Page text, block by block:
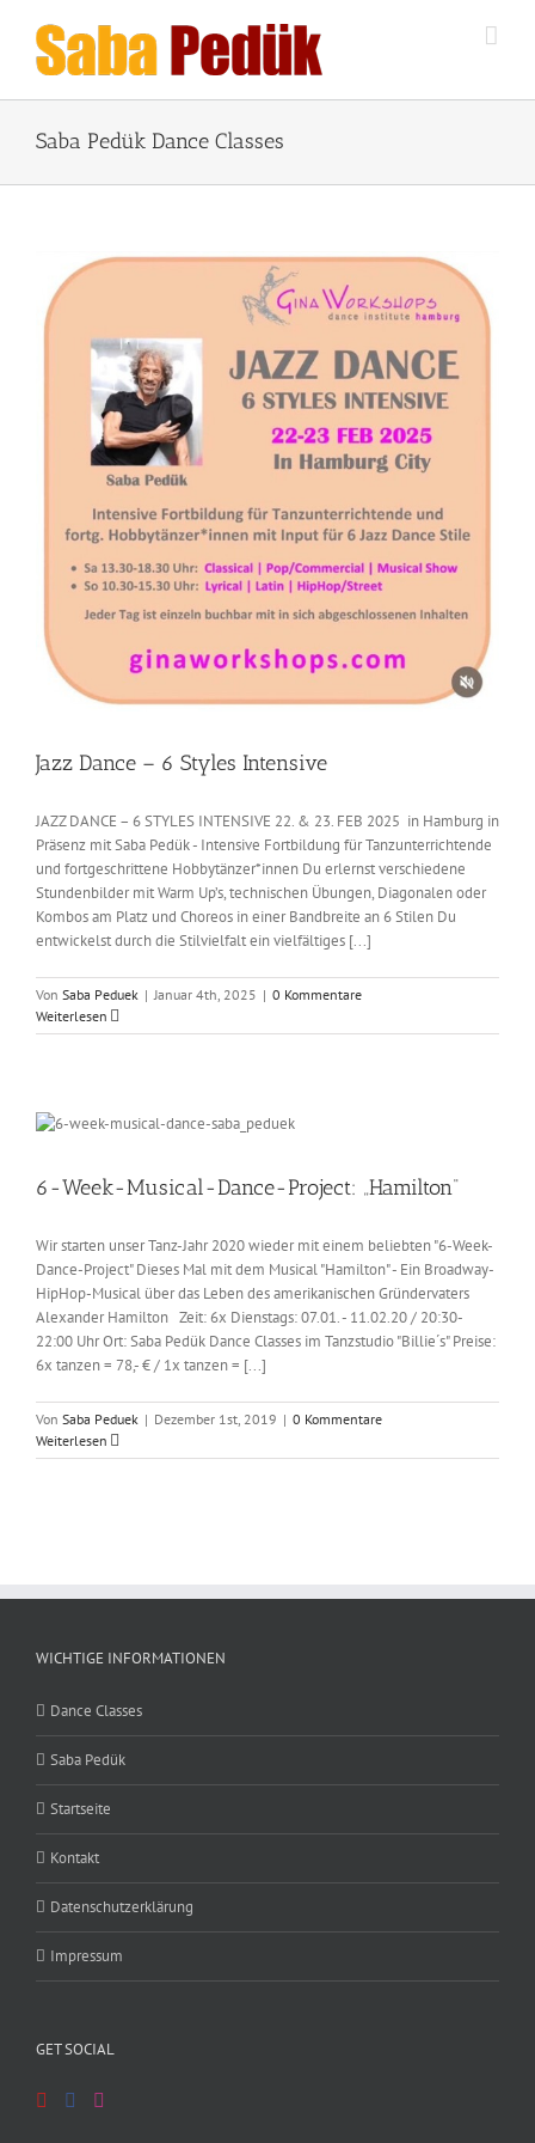
Inhalt
springen
Saba Pedük Dance Classes
Jazz Dance – 6 Styles Intensive
JAZZ DANCE – 6 STYLES INTENSIVE 22. & 23. FEB 2025 in Hamburg in
Präsenz mit Saba Pedük - Intensive Fortbildung für Tanzunterrichtende
und fortgeschrittene Hobbytänzer*innen Du erlernst verschiedene
Stundenbilder mit Warm Up’s, technischen Übungen, Diagonalen oder
Kombos am Platz und Choreos in einer Bandbreite an 6 Stilen Du
entwickelst durch die Stilvielfalt ein vielfältiges [...]
Von Saba Peduek | Januar 4th, 2025 | 0 Kommentare
Weiterlesen
6-Week-Musical-Dance-Project: „Hamilton“
Wir starten unser Tanz-Jahr 2020 wieder mit einem beliebten "6-Week-
Dance-Project" Dieses Mal mit dem Musical "Hamilton" - Ein Broadway-
HipHop-Musical über das Leben des amerikanischen Gründervaters
Alexander Hamilton Zeit: 6x Dienstags: 07.01. - 11.02.20 / 20:30-
22:00 Uhr Ort: Saba Pedük Dance Classes im Tanzstudio "Billie´s" Preise:
6x tanzen = 78,- € / 1x tanzen = [...]
Von Saba Peduek | Dezember 1st, 2019 | 0 Kommentare
Weiterlesen
WICHTIGE INFORMATIONEN
Dance Classes
Saba Pedük
Startseite
Kontakt
Datenschutzerklärung
Impressum
GET SOCIAL